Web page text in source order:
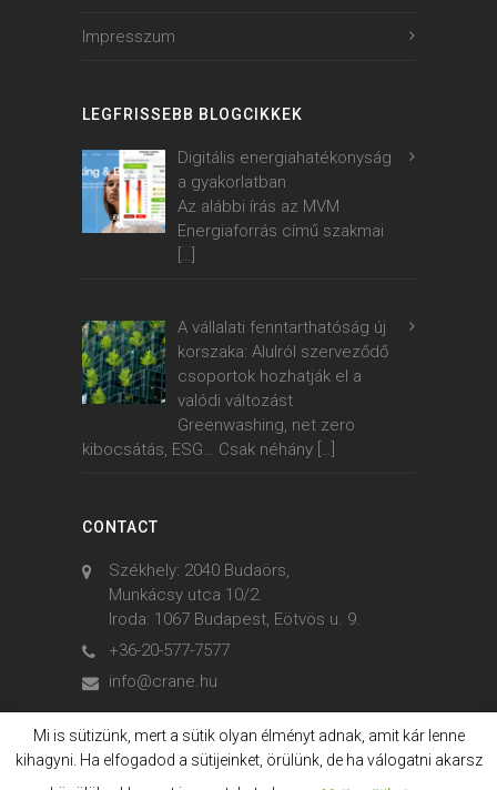
Impresszum
LEGFRISSEBB BLOGCIKKEK
Digitális energiahatékonyság
a gyakorlatban
Az alábbi írás az MVM
Energiaforrás című szakmai
A vállalati fenntarthatóság új
korszaka: Alulról szerveződő
csoportok hozhatják el a
valódi változást
Greenwashing, net zero
kibocsátás, ESG… Csak néhány […]
CONTACT
Székhely: 2040 Budaörs,
Munkácsy utca 10/2.
Iroda: 1067 Budapest, Eötvös u. 9.
+36-20-577-7577
info@crane.hu
Mi is sütizünk, mert a sütik olyan élményt adnak, amit kár lenne
kihagyni. Ha elfogadod a sütijeinket, örülünk, de ha válogatni akarsz